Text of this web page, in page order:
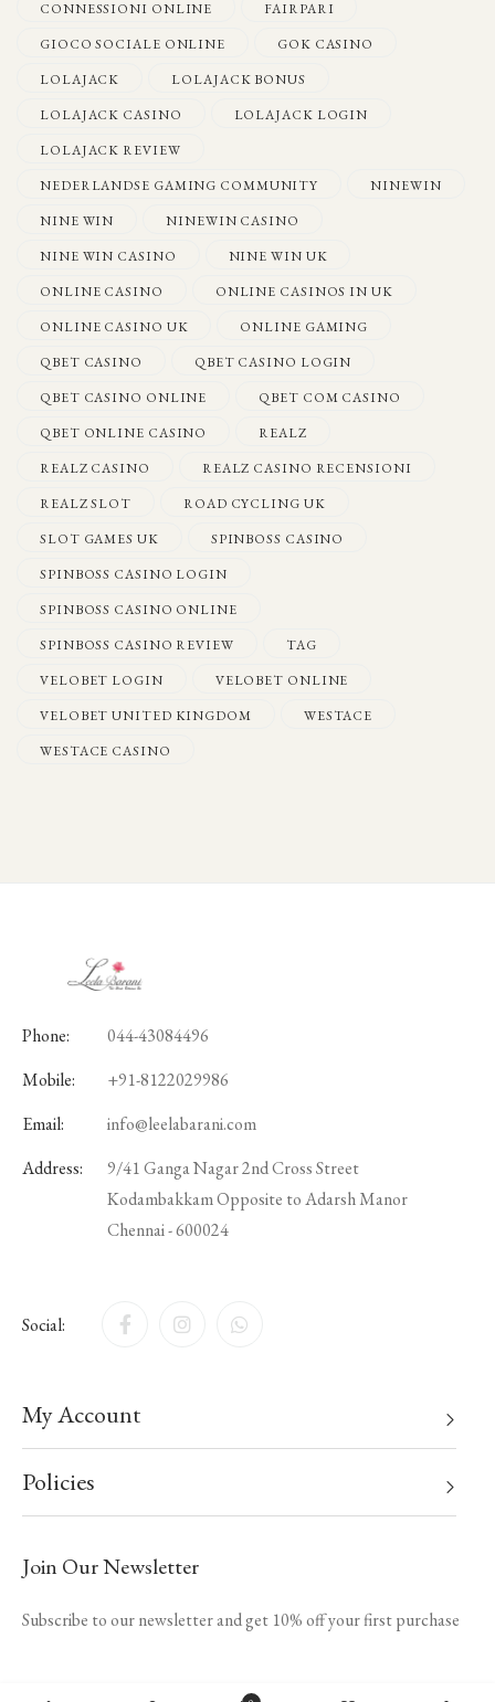
CONNESSIONI ONLINE
FAIRPARI
GIOCO SOCIALE ONLINE
GOK CASINO
LOLAJACK
LOLAJACK BONUS
LOLAJACK CASINO
LOLAJACK LOGIN
LOLAJACK REVIEW
NEDERLANDSE GAMING COMMUNITY
NINEWIN
NINE WIN
NINEWIN CASINO
NINE WIN CASINO
NINE WIN UK
ONLINE CASINO
ONLINE CASINOS IN UK
ONLINE CASINO UK
ONLINE GAMING
QBET CASINO
QBET CASINO LOGIN
QBET CASINO ONLINE
QBET COM CASINO
QBET ONLINE CASINO
REALZ
REALZ CASINO
REALZ CASINO RECENSIONI
REALZ SLOT
ROAD CYCLING UK
SLOT GAMES UK
SPINBOSS CASINO
SPINBOSS CASINO LOGIN
SPINBOSS CASINO ONLINE
SPINBOSS CASINO REVIEW
TAG
VELOBET LOGIN
VELOBET ONLINE
VELOBET UNITED KINGDOM
WESTACE
WESTACE CASINO
Phone:
044-43084496
Mobile:
+91-8122029986
Email:
info@leelabarani.com
Address:
9/41 Ganga Nagar 2nd Cross Street
Kodambakkam Opposite to Adarsh Manor
Chennai - 600024
Social:
My Account
Policies
Join Our Newsletter
Subscribe to our newsletter and get 10% off your first purchase